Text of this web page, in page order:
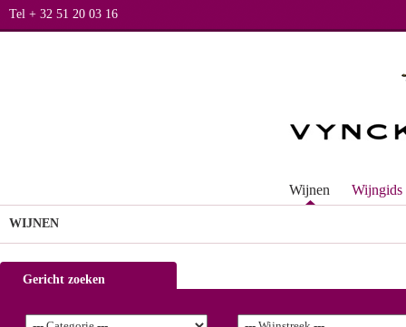
Tel + 32 51 20 03 16
Wijnen Wijngids
WIJNEN
Gericht zoeken